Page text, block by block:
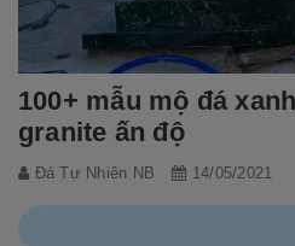
100+ mẫu mộ đá
granite ấn độ
Đá Tự Nhiên NB 14/05/2021